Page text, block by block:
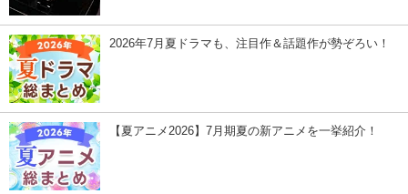
2026年7月夏ドラマも、注目作＆話題作が勢ぞろい！
【夏アニメ2026】7月期夏の新アニメを一挙紹介！